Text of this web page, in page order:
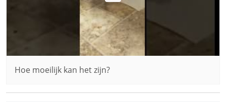
Hoe moeilijk kan het zijn?